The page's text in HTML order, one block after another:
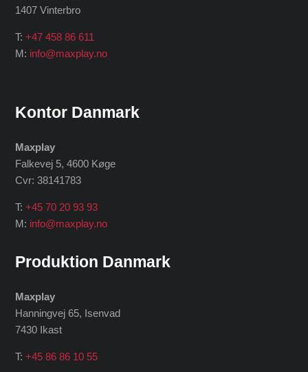
1407 Vinterbro
T:+47 458 86 611
M: info@maxplay.no
Kontor Danmark
Maxplay
Falkevej 5, 4600 Køge
Cvr: 38141783
T:+45 70 20 93 93
M: info@maxplay.no
Produktion Danmark
Maxplay
Hanningvej 65, Isenvad
7430 Ikast
T:+45 86 86 10 55